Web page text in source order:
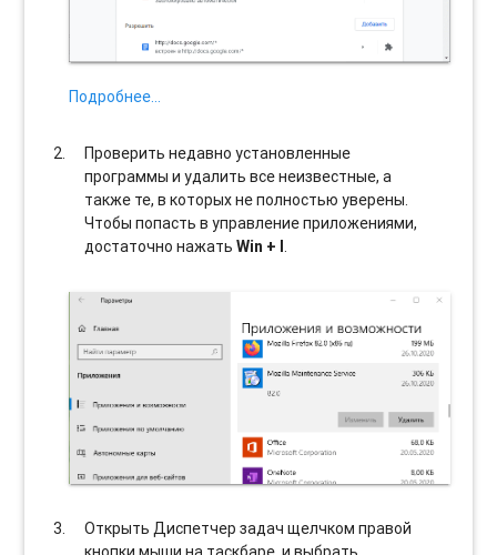
Подробнее…
Проверить недавно установленные
программы и удалить все неизвестные, а
также те, в которых не полностью уверены.
Чтобы попасть в управление приложениями,
достаточно нажатьWin + I.
Открыть Диспетчер задач щелчком правой